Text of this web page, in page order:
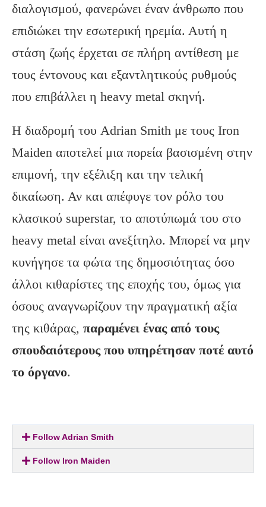
διαλογισμού, φανερώνει έναν άνθρωπο που
επιδιώκει την εσωτερική ηρεμία. Αυτή η
στάση ζωής έρχεται σε πλήρη αντίθεση με
τους έντονους και εξαντλητικούς ρυθμούς
που επιβάλλει η heavy metal σκηνή.
Η διαδρομή του Adrian Smith με τους Iron
Maiden αποτελεί μια πορεία βασισμένη στην
επιμονή, την εξέλιξη και την τελική
δικαίωση. Αν και απέφυγε τον ρόλο του
κλασικού superstar, το αποτύπωμά του στο
heavy metal είναι ανεξίτηλο. Μπορεί να μην
κυνήγησε τα φώτα της δημοσιότητας όσο
άλλοι κιθαρίστες της εποχής του, όμως για
όσους αναγνωρίζουν την πραγματική αξία
της κιθάρας, παραμένει ένας από τους
σπουδαιότερους που υπηρέτησαν ποτέ αυτό
το όργανο.
Follow Adrian Smith
Follow Iron Maiden